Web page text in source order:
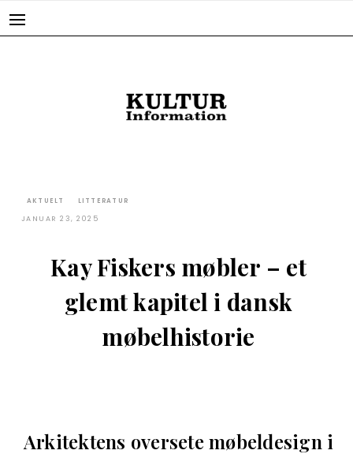
AKTUELT LITTERATUR
JANUAR 23, 2025
Kay Fiskers møbler – et
glemt kapitel i dansk
møbelhistorie
Arkitektens oversete møbeldesign i